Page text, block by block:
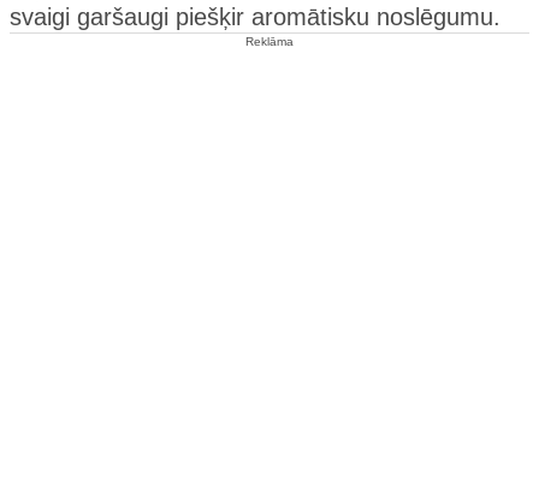
svaigi garšaugi piešķir aromātisku noslēgumu.
Reklāma